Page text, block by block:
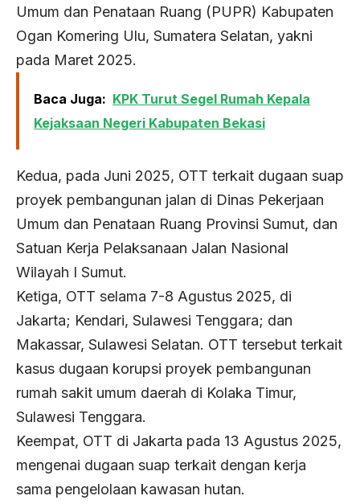
Umum dan Penataan Ruang (PUPR) Kabupaten
Ogan Komering Ulu, Sumatera Selatan, yakni
pada Maret 2025.
Baca Juga: KPK Turut Segel Rumah Kepala
Kejaksaan Negeri Kabupaten Bekasi
Kedua, pada Juni 2025, OTT terkait dugaan suap
proyek pembangunan jalan di Dinas Pekerjaan
Umum dan Penataan Ruang Provinsi Sumut, dan
Satuan Kerja Pelaksanaan Jalan Nasional
Wilayah I Sumut.
Ketiga, OTT selama 7-8 Agustus 2025, di
Jakarta; Kendari, Sulawesi Tenggara; dan
Makassar, Sulawesi Selatan. OTT tersebut terkait
kasus dugaan korupsi proyek pembangunan
rumah sakit umum daerah di Kolaka Timur,
Sulawesi Tenggara.
Keempat, OTT di Jakarta pada 13 Agustus 2025,
mengenai dugaan suap terkait dengan kerja
sama pengelolaan kawasan hutan.